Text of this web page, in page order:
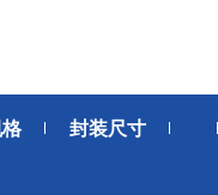
封装尺寸